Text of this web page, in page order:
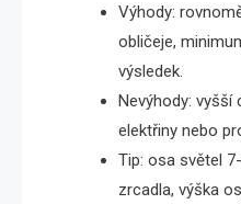
Výhody:
obličeje,
výsledek.
Nevýhody: vyšší
elektřiny nebo
Tip: osa světel
zrcadla, výška